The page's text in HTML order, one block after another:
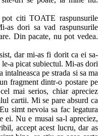
citi TOATE raspunsurile
as dori sa vad raspunsurile
Din pacate, nu pot vedea.
dar mi-as fi dorit ca ei sa-
a picat subiectul. Mi-as dori
pe strada si sa ma
fragment dintr-o postare pe
mai serios, chiar apreciez
cartii. Mi se pare absurd ca
simt nevoia sa fac legatura
ei. Nu e musai sa-l apreciez,
accept acest lucru, dar as